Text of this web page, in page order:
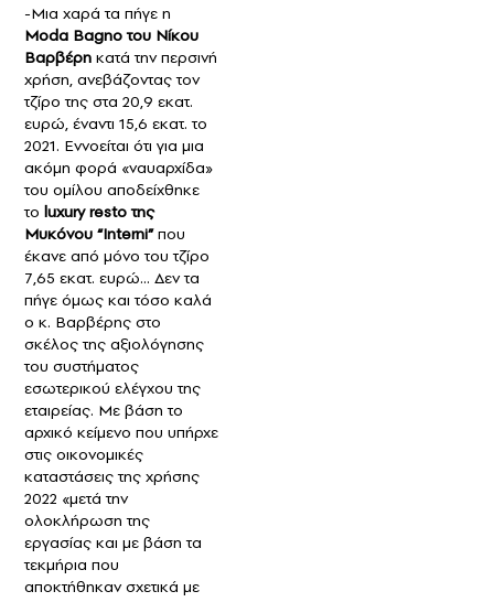
-Μια χαρά τα πήγε η
Moda Bagno του Νίκου
Βαρβέρη κατά την περσινή
χρήση, ανεβάζοντας τον
τζίρο της στα 20,9 εκατ.
ευρώ, έναντι 15,6 εκατ. το
2021. Εννοείται ότι για μια
ακόμη φορά «ναυαρχίδα»
του ομίλου αποδείχθηκε
το luxury resto της
Μυκόνου “Interni”που
έκανε από μόνο του τζίρο
7,65 εκατ. ευρώ… Δεν τα
πήγε όμως και τόσο καλά
ο κ. Βαρβέρης στο
σκέλος της αξιολόγησης
του συστήματος
εσωτερικού ελέγχου της
εταιρείας. Με βάση το
αρχικό κείμενο που υπήρχε
στις οικονομικές
καταστάσεις της χρήσης
2022 «μετά την
ολοκλήρωση της
εργασίας και με βάση τα
τεκμήρια που
αποκτήθηκαν σχετικά με